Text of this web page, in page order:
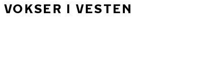
I VESTEN